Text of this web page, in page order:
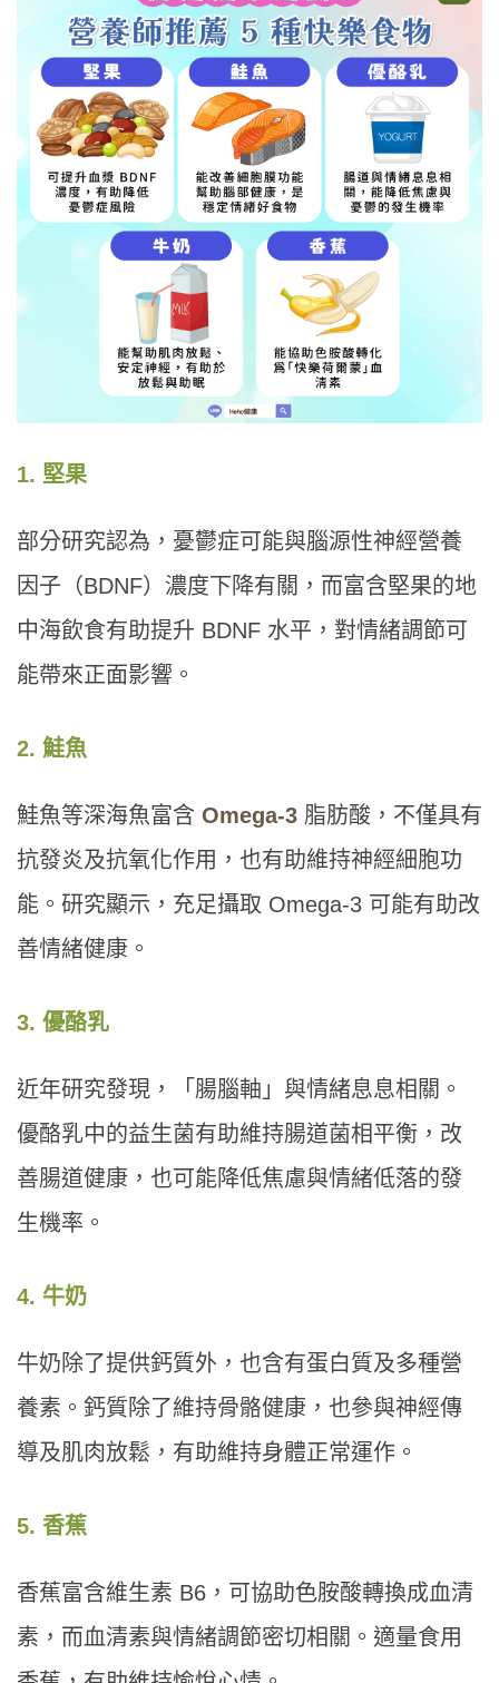
1. 堅果
部分研究認為，憂鬱症可能與腦源性神經營養
因子（BDNF）濃度下降有關，而富含堅果的地
中海飲食有助提升 BDNF 水平，對情緒調節可
能帶來正面影響。
2. 鮭魚
鮭魚等深海魚富含 Omega-3 脂肪酸，不僅具有
抗發炎及抗氧化作用，也有助維持神經細胞功
能。研究顯示，充足攝取 Omega-3 可能有助改
善情緒健康。
3. 優酪乳
近年研究發現，「腸腦軸」與情緒息息相關。
優酪乳中的益生菌有助維持腸道菌相平衡，改
善腸道健康，也可能降低焦慮與情緒低落的發
生機率。
4. 牛奶
牛奶除了提供鈣質外，也含有蛋白質及多種營
養素。鈣質除了維持骨骼健康，也參與神經傳
導及肌肉放鬆，有助維持身體正常運作。
5. 香蕉
香蕉富含維生素 B6，可協助色胺酸轉換成血清
素，而血清素與情緒調節密切相關。適量食用